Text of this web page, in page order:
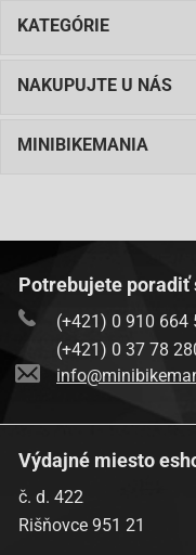
KATEGÓRIE
NAKUPUJTE U NÁS
MINIBIKEMANIA
Potrebujete poradiť
(+421) 0 910 664
(+421) 0 37 78
Výdajné miesto
č. d. 422
Rišňovce 951 21